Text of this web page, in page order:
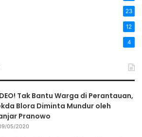
23
12
4
Tak Bantu Warga di Perantauan,
Blora Diminta Mundur oleh
Pranowo
05/2020